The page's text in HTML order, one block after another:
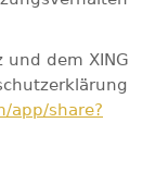
dem XING
app/share?